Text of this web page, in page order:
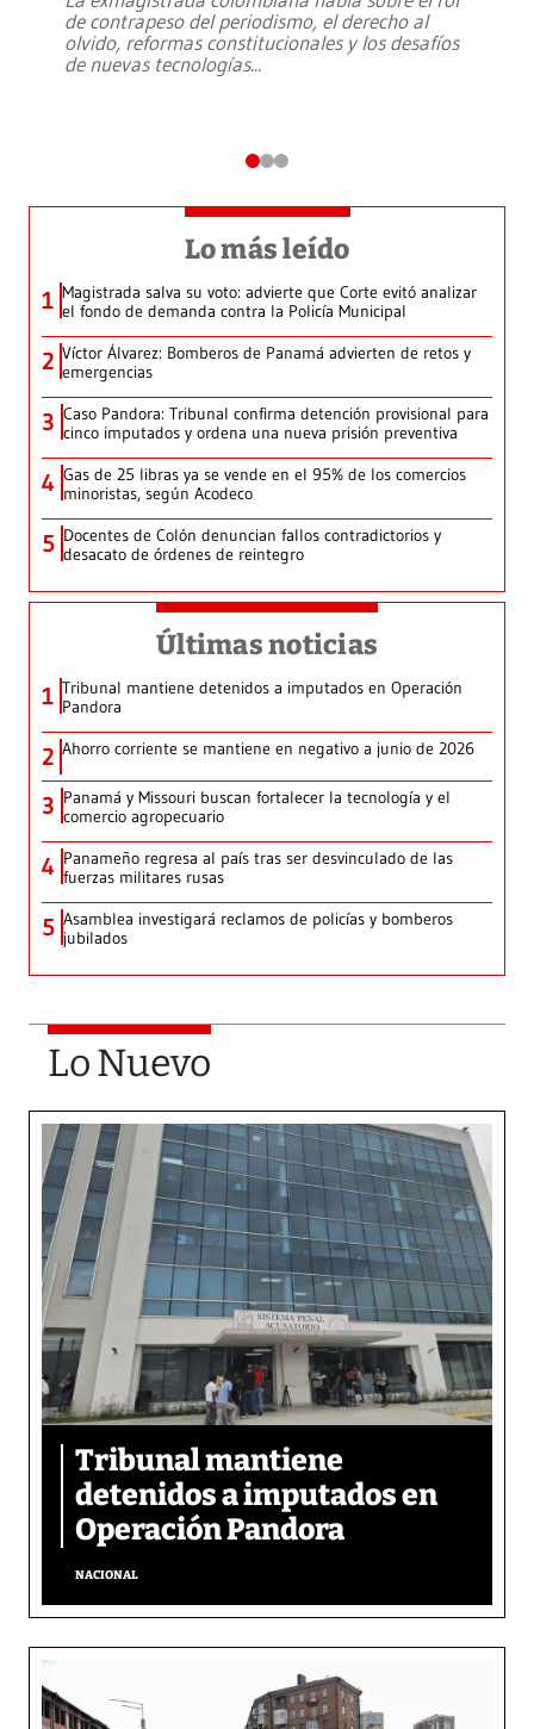
de contrapeso del periodismo, el derecho al
olvido, reformas constitucionales y los desafíos
de nuevas tecnologías...
Lo más leído
1 Magistrada salva su voto: advierte que Corte evitó analizar
el fondo de demanda contra la Policía Municipal
2 Víctor Álvarez: Bomberos de Panamá advierten de retos y
emergencias
3 Caso Pandora: Tribunal confirma detención provisional para
cinco imputados y ordena una nueva prisión preventiva
4 Gas de 25 libras ya se vende en el 95% de los comercios
minoristas, según Acodeco
5 Docentes de Colón denuncian fallos contradictorios y
desacato de órdenes de reintegro
Últimas noticias
1 Tribunal mantiene detenidos a imputados en Operación
Pandora
2 Ahorro corriente se mantiene en negativo a junio de 2026
3 Panamá y Missouri buscan fortalecer la tecnología y el
comercio agropecuario
4 Panameño regresa al país tras ser desvinculado de las
fuerzas militares rusas
5 Asamblea investigará reclamos de policías y bomberos
jubilados
Lo Nuevo
Tribunal mantiene
detenidos a imputados en
Operación Pandora
NACIONAL